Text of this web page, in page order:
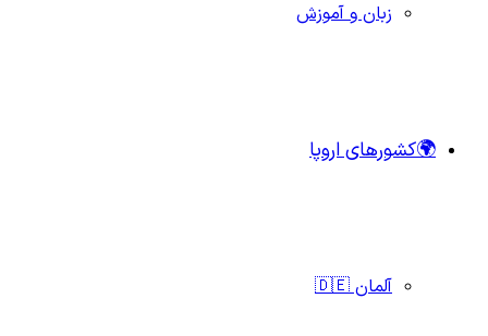
زبان و آموزش
🌍کشورهای اروپا
آلمان 🇩🇪